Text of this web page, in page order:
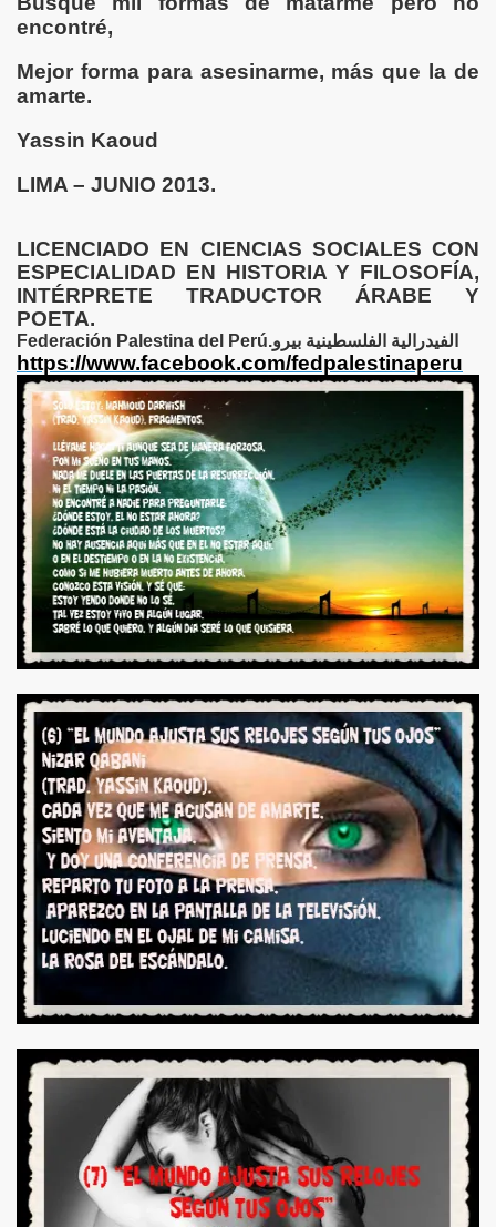
encontré,
Mejor forma para asesinarme, más que la de
amarte.
Yassin Kaoud
LIMA – JUNIO 2013.
LICENCIADO EN CIENCIAS SOCIALES CON
ESPECIALIDAD EN HISTORIA Y FILOSOFÍA,
INTÉRPRETE TRADUCTOR ÁRABE Y
POETA.
Federación Palestina del Perú.الفيدرالية الفلسطينية بيرو
https://www.facebook.com/fedpalestinaperu
REFRANES, CITAS***
REFRANES, CITAS*****
Víctor Merino, músico, compositor y pianista
Y VERSOS CORTOS
, ILUSTRACIONES
REFRANES, CITAS, POEMAS Y OTRAS
, CITAS CELEBRES ILUSTRADOS***
RETAZOS DEL ALMA Y POEMAS ILUSTRADOS POR
YASSIN KAOUD**
DE YASSIN KAOUD-*
DE YASSIN KAOUD
DE MI AMIGO YASSIN KAOUD**
DE YASSIN KAOUD****
GRAN MAHMUD DARWISH -
YASSIN KAOUD*-
YASSIN KAOUD-SETIEMBRE, LA LLUVIA. NIZAR
Storni
HIJA LIESERL
MARCO MARTOS CARRERA